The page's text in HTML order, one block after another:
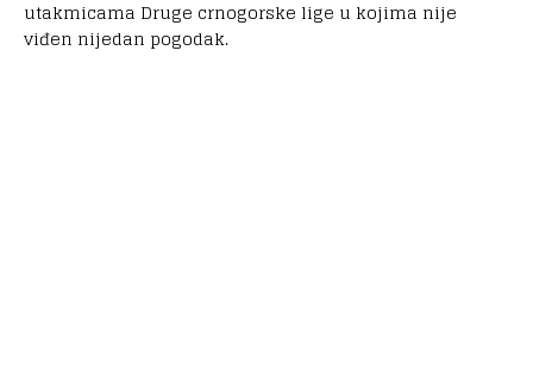
utakmicama Druge crnogorske lige u kojima nije
viđen nijedan pogodak.